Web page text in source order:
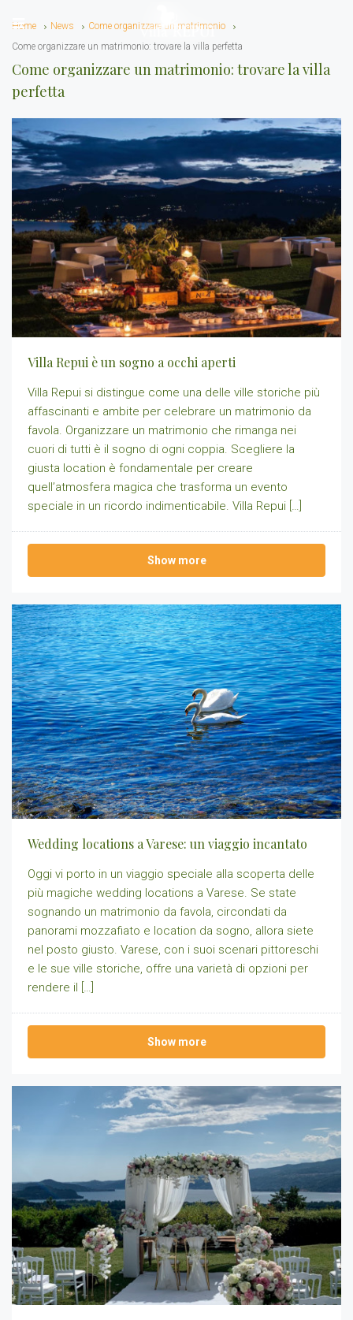
Home News
Come organizzare un matrimonio
Come organizzare un matrimonio: trovare la villa perfetta
Come organizzare un matrimonio: trovare la villa
perfetta
Villa Repui è un sogno a occhi aperti
Villa Repui si distingue come una delle ville storiche più
affascinanti e ambite per celebrare un matrimonio da
favola. Organizzare un matrimonio che rimanga nei
cuori di tutti è il sogno di ogni coppia. Scegliere la
giusta location è fondamentale per creare
quell’atmosfera magica che trasforma un evento
speciale in un ricordo indimenticabile. Villa Repui […]
Show more
Wedding locations a Varese: un viaggio incantato
Oggi vi porto in un viaggio speciale alla scoperta delle
più magiche wedding locations a Varese. Se state
sognando un matrimonio da favola, circondati da
panorami mozzafiato e location da sogno, allora siete
nel posto giusto. Varese, con i suoi scenari pittoreschi
e le sue ville storiche, offre una varietà di opzioni per
rendere il […]
Show more